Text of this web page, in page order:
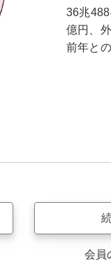
36兆
億円、
前年と
会員